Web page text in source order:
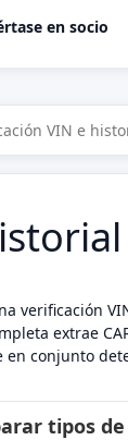
en socio
VIN e
verificación
extrae
conjunto
tipos